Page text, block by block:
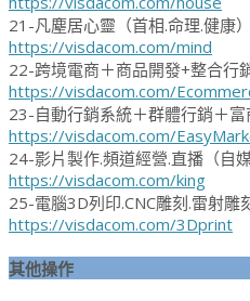
21-凡塵居心靈（首相.命理.健康）
https://visdacom.com/mind
22-跨境電商＋商品開發+整合行
https://visdacom.com/
23-自動行銷系統＋群體行銷＋
https://visdacom.com/
24-影片製作.頻道經營.直播（自
https://visdacom.com/king
25-電腦3D列印.CNC雕刻.雷射雕
https://visdacom.com/3Dprint
其他操作